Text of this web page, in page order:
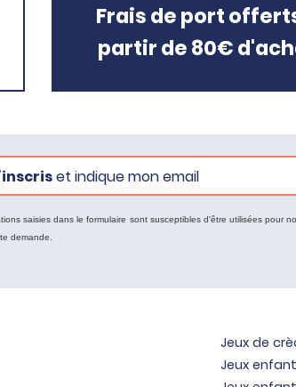
Frais de port
partir de 80€
et indique mon email
saisies dans le formulaire sont susceptibles d'être utilisées pour
demande.
Jeux de
Jeux enfant